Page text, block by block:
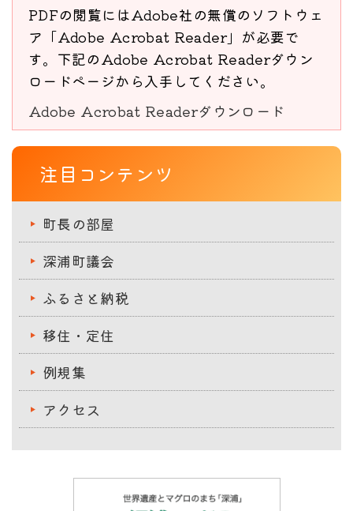
PDFの閲覧にはAdobe社の無償のソフトウェ
ア「Adobe Acrobat Reader」が必要で
す。下記のAdobe Acrobat Readerダウン
ロードページから入手してください。
Adobe Acrobat Readerダウンロード
注目コンテンツ
町長の部屋
深浦町議会
ふるさと納税
移住・定住
例規集
アクセス